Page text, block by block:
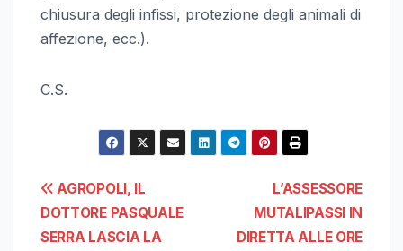
chiusura degli infissi, protezione degli animali di
affezione, ecc.).
C.S.
Navigazione
articoli
L’ASSESSORE
MUTALIPASSI IN
DIRETTA ALLE ORE
AGROPOLI, IL
DOTTORE PASQUALE
SERRA LASCIA LA